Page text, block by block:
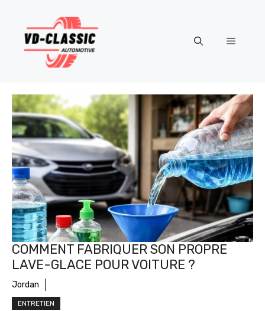
contenu
Menu
COMMENT FABRIQUER SON PROPRE
LAVE-GLACE POUR VOITURE ?
Jordan
ENTRETIEN